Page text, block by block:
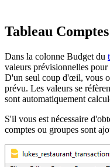
Tableau Comptes
Dans la colonne Budget du
valeurs prévisionnelles pour
D'un seul coup d'œil, vous
prévu. Les valeurs se
sont automatiquement
S'il vous est nécessaire
comptes ou groupes sont